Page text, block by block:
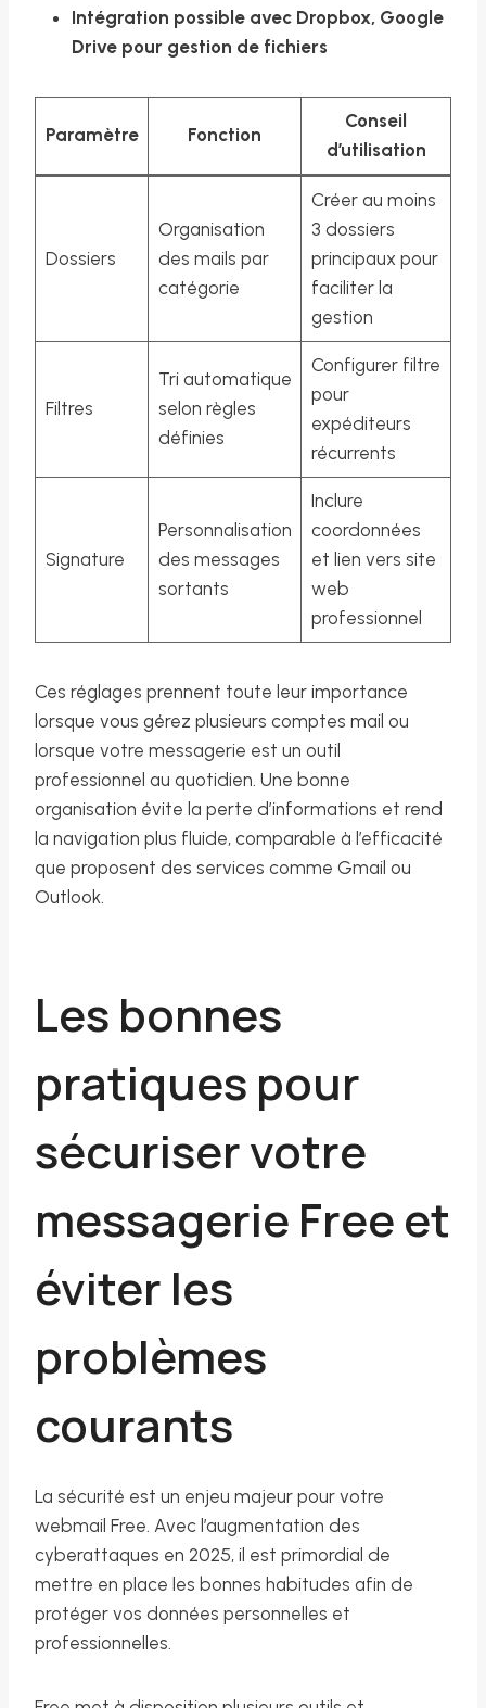
Intégration possible avec Dropbox, Google
Drive pour gestion de fichiers
Paramètre Fonction
Conseil
d’utilisation
Dossiers
Organisation
des mails par
catégorie
Créer au moins
3 dossiers
principaux pour
faciliter la
gestion
Filtres
Tri automatique
selon règles
définies
Configurer filtre
pour
expéditeurs
récurrents
Signature
Personnalisation
des messages
sortants
Inclure
coordonnées
et lien vers site
web
professionnel
Ces réglages prennent toute leur importance
lorsque vous gérez plusieurs comptes mail ou
lorsque votre messagerie est un outil
professionnel au quotidien. Une bonne
organisation évite la perte d’informations et rend
la navigation plus fluide, comparable à l’efficacité
que proposent des services comme Gmail ou
Outlook.
Les bonnes
pratiques pour
sécuriser votre
messagerie Free et
éviter les
problèmes
courants
La sécurité est un enjeu majeur pour votre
webmail Free. Avec l’augmentation des
cyberattaques en 2025, il est primordial de
mettre en place les bonnes habitudes afin de
protéger vos données personnelles et
professionnelles.